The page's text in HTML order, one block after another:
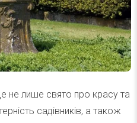
не лише свято про красу та
садівників, а також